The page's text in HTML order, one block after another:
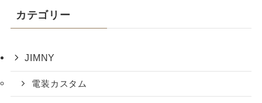
カテゴリー
JIMNY
電装カスタム